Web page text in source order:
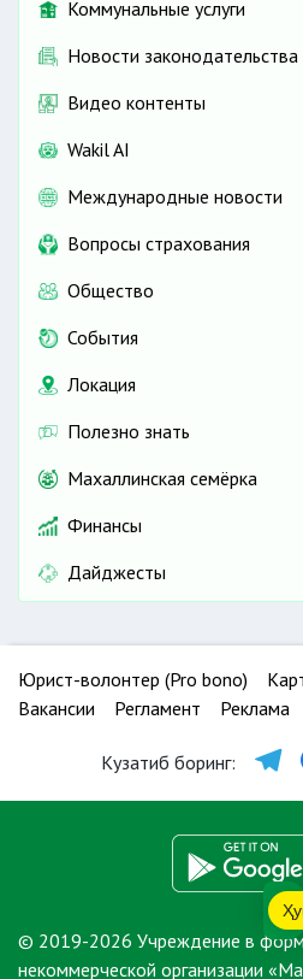
Коммунальные услуги
Новости законодательства
Видео контенты
Wakil AI
Международные новости
Вопросы страхования
Общество
События
Локация
Полезно знать
Махаллинская семёрка
Финансы
Дайджесты
Юрист-волонтер (Pro bono)
Вакансии
Регламент Реклама
Кузатиб боринг:
© 2019-2026 Учреждение в
некоммерческой организации